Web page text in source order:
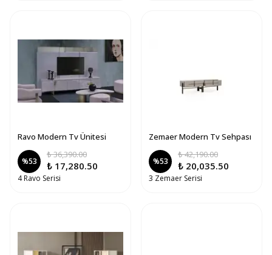
Ravo Modern Tv Ünitesi
%53
₺ 36,390.00
₺ 17,280.50
4 Ravo Serisi
Zemaer Modern Tv Sehpası
%53
₺ 42,190.00
₺ 20,035.50
3 Zemaer Serisi